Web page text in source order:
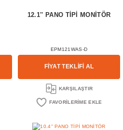
12.1'' PANO TİPİ MONİTÖR
EPM121WAS-D
FİYAT TEKLİFİ AL
KARŞILAŞTIR